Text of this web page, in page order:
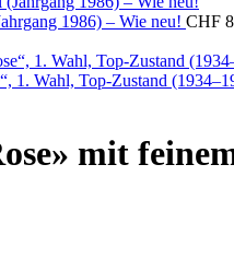
1986) – Wie neu! CHF
1. Wahl, Top‑Zustand
mit